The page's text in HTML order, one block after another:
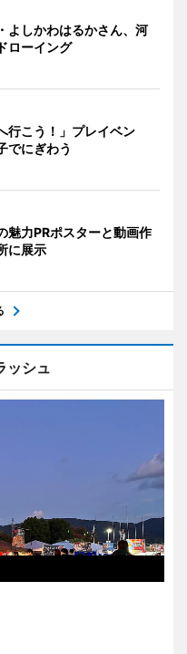
よしかわはるかさん、河
ローイング
行こう！」プレイベン
でにぎわう
魅力PRポスターと動画作
に展示
ッシュ